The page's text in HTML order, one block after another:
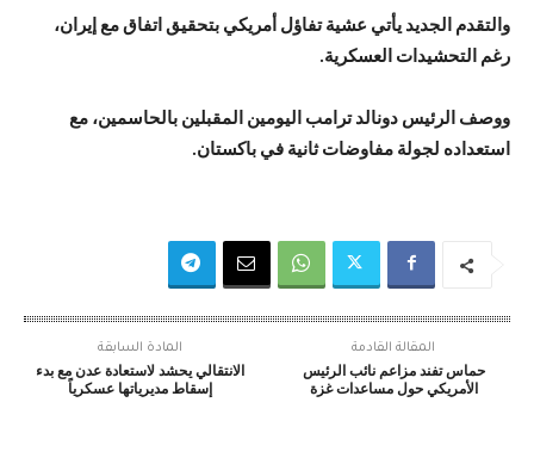
والتقدم الجديد يأتي عشية تفاؤل أمريكي بتحقيق اتفاق مع إيران،
رغم التحشيدات العسكرية.
ووصف الرئيس دونالد ترامب اليومين المقبلين بالحاسمين، مع
استعداده لجولة مفاوضات ثانية في باكستان.
المادة السابقة
الانتقالي يحشد لاستعادة عدن مع بدء
إسقاط مديرياتها عسكرياً
المقالة القادمة
حماس تفند مزاعم نائب الرئيس
الأمريكي حول مساعدات غزة